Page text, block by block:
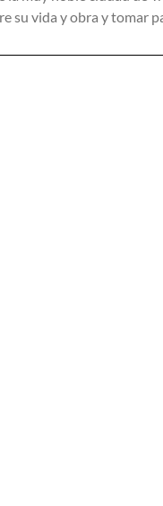
su vida y obra y tomar